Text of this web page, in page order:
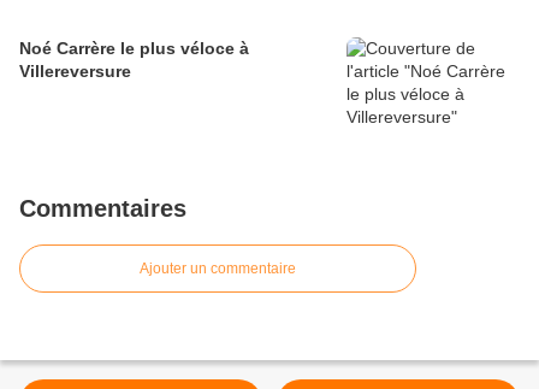
Noé Carrère le plus véloce à
Villereversure
Commentaires
Ajouter un commentaire